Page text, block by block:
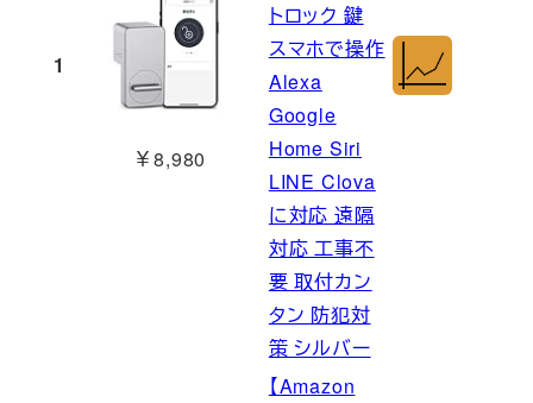
1
￥8,980
トロック 鍵
スマホで操作
Alexa
Google
Home Siri
LINE Clova
に対応 遠隔
対応 工事不
要 取付カン
タン 防犯対
策 シルバー
【Amazon